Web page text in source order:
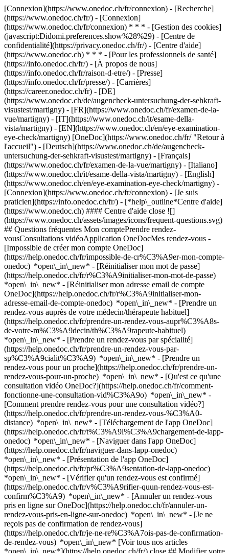
[Connexion](https://www.onedoc.ch/fr/connexion) - [Recherche]
(https://www.onedoc.ch/fr/) - [Connexion]
(https://www.onedoc.ch/fr/connexion) * * * - [Gestion des cookies]
(javascript:Didomi.preferences.show%28%29) - [Centre de
confidentialité](https://privacy.onedoc.ch/fr/) - [Centre d'aide]
(https://www.onedoc.ch) * * * - [Pour les professionnels de santé]
(https://info.onedoc.ch/fr/) - [À propos de nous]
(https://info.onedoc.ch/fr/raison-d-etre/) - [Presse]
(https://info.onedoc.ch/fr/presse/) - [Carrières]
(https://career.onedoc.ch/fr) - [DE]
(https://www.onedoc.ch/de/augencheck-untersuchung-der-sehkraft-
visustest/martigny) - [FR](https://www.onedoc.ch/fr/examen-de-la-
vue/martigny) - [IT](https://www.onedoc.ch/it/esame-della-
vista/martigny) - [EN](https://www.onedoc.ch/en/eye-examination-
eye-check/martigny) [OneDoc](https://www.onedoc.ch/fr/ "Retour à
l'accueil") - [Deutsch](https://www.onedoc.ch/de/augencheck-
untersuchung-der-sehkraft-visustest/martigny) - [Français]
(https://www.onedoc.ch/fr/examen-de-la-vue/martigny) - [Italiano]
(https://www.onedoc.ch/it/esame-della-vista/martigny) - [English]
(https://www.onedoc.ch/en/eye-examination-eye-check/martigny) -
[Connexion](https://www.onedoc.ch/fr/connexion) - [Je suis
praticien](https://info.onedoc.ch/fr/) - [*help\_outline*Centre d'aide]
(https://www.onedoc.ch) #### Centre d'aide close ![]
(https://www.onedoc.ch/assets/images/icons/frequent-questions.svg)
## Questions fréquentes Mon comptePrendre rendez-
vousConsultations vidéoApplication OneDocMes rendez-vous -
[Impossible de créer mon compte OneDoc]
(https://help.onedoc.ch/fr/impossible-de-cr%C3%A9er-mon-compte-
onedoc) *open\_in\_new* - [Réinitialiser mon mot de passe]
(https://help.onedoc.ch/fr/r%C3%A9initialiser-mon-mot-de-passe)
*open\_in\_new* - [Réinitialiser mon adresse email de compte
OneDoc](https://help.onedoc.ch/fr/r%C3%A9initialiser-mon-
adresse-email-de-compte-onedoc) *open\_in\_new* - [Prendre un
rendez-vous auprès de votre médecin/thérapeute habituel]
(https://help.onedoc.ch/fr/prendre-un-rendez-vous-aupr%C3%A8s-
de-votre-m%C3%A9decin/th%C3%A9rapeute-habituel)
*open\_in\_new* - [Prendre un rendez-vous par spécialité]
(https://help.onedoc.ch/fr/prendre-un-rendez-vous-par-
sp%C3%A9cialit%C3%A9) *open\_in\_new* - [Prendre un
rendez-vous pour un proche](https://help.onedoc.ch/fr/prendre-un-
rendez-vous-pour-un-proche) *open\_in\_new* - [Qu'est ce qu'une
consultation vidéo OneDoc?](https://help.onedoc.ch/fr/comment-
fonctionne-une-consultation-vid%C3%A9o) *open\_in\_new* -
[Comment prendre rendez-vous pour une consultation vidéo?]
(https://help.onedoc.ch/fr/prendre-un-rendez-vous-%C3%A0-
distance) *open\_in\_new* - [Téléchargement de l'app OneDoc]
(https://help.onedoc.ch/fr/t%C3%A9l%C3%A9chargement-de-lapp-
onedoc) *open\_in\_new* - [Naviguer dans l'app OneDoc]
(https://help.onedoc.ch/fr/naviguer-dans-lapp-onedoc)
*open\_in\_new* - [Présentation de l'app OneDoc]
(https://help.onedoc.ch/fr/pr%C3%A9sentation-de-lapp-onedoc)
*open\_in\_new* - [Vérifier qu'un rendez-vous est confirmé](https://help.onedoc.ch/fr/v%C3%A9rifier-quun-rendez-vous-est-confirm%C3%A9) *open\_in\_new* - [Annuler un rendez-vous pris en ligne sur OneDoc](https://help.onedoc.ch/fr/annuler-un-rendez-vous-pris-en-ligne-sur-onedoc) *open\_in\_new* - [Je ne reçois pas de confirmation de rendez-vous](https://help.onedoc.ch/fr/je-ne-re%C3%A7ois-pas-de-confirmation-de-rendez-vous) *open\_in\_new* [Voir tous nos articles *open\_in\_new*](https://help.onedoc.ch/fr/) close ## Modifier votre recherche ![Maison avec un signe plus annonçant qu’une consultation peut être effectuée sur place](https://www.onedoc.ch/assets/images/icons/on-site.svg) Sur place ![Caméra avec un symbole lecture annonçant qu’une consultation peut être effectuée à distance en vidéo](https://www.onedoc.ch/assets/images/icons/remote.svg) À distance Rechercher #### Spécialités #### Praticiens #### Établissements edit Examen de la vue à Martigny tune Filtrer par Nouveaux patients*keyboard\_arrow\_down* - Acceptés*check\_circle* Langue parlée*keyboard\_arrow\_down* - Allemand*check\_circle* - Anglais*check\_circle* - Espagnol*check\_circle* - Français*check\_circle* - Italien*check\_circle* - Persan*check\_circle* Sexe*keyboard\_arrow\_down* - Femme*check\_circle* - Homme*check\_circle* Disponibilité*keyboard\_arrow\_down* - Disponible aujourdhui*check\_circle* - Dans les 3 prochains jours*check\_circle* - Dans les 7 prochains jours*check\_circle* - Dans les 14 prochains jours*check\_circle* # __Examen de la vue__ à __Martigny__: prenez rendez-vous en ligne aujourd'hui ## 8 résultats à Martigny [![Dr. Belen Mallo Muniz, ophtalmologue à Martigny](https://assets.onedoc.ch/images/users/4ea354db78610a56b2cb9b71f3b701c9ec052ac566253ba9f35e275dbe3b932a-small.png "Dr. Belen Mallo Muniz, ophtalmologue à Martigny")](https://www.onedoc.ch/fr/ophtalmologue/martigny/pc4ea/dr-belen-mallo-muniz) ### [Dr. Belen Mallo Muniz](https://www.onedoc.ch/fr/ophtalmologue/martigny/pc4ea/dr-belen-mallo-muniz) ![Badge indiquant un profil vérifié](https://www.onedoc.ch/assets/images/icons/checkmark.svg) [Ophtalmologue](https://www.onedoc.ch/fr/ophtalmologue/martigny) [Clinique de l'Oeil - Martigny](https://www.onedoc.ch/fr/centre-medical/martigny/ebfgw/clinique-de-l-oeil-martigny) Rue de la Poste 5 1920 Martigny ![Icône patient avec un signe moins annonçant que le professionnel n’accepte pas de nouveaux patients](https://www.onedoc.ch/assets/images/icons/no-new-patients.svg)N'accepte pas de nouveaux patients [Réserver un RDV](https://www.onedoc.ch/fr/ophtalmologue/martigny/pc4ea/dr-belen-mallo-muniz) Expertises: Examen de la vue, [Cataracte](https://www.onedoc.ch/fr/cataracte/martigny), [Chirurgie de la cataracte](https://www.onedoc.ch/fr/chirurgie-de-la-cataracte/martigny), [Blépharoplastie | Chirurgie des paupières](https://www.onedoc.ch/fr/blepharoplastie-chirurgie-des-paupieres/martigny), [Champ visuel](https://www.onedoc.ch/fr/champ-visuel/martigny)Voir plus *chevron\_left* lun. 03 août *chevron\_right* Voir plus de rendez-vous *error\_outline* Une erreur s'est produite lors du chargement des disponibilités [Réessayer](https://www.onedoc.ch) Expertises: Examen de la vue, [Cataracte](https://www.onedoc.ch/fr/cataracte/martigny), [Chirurgie de la cataracte](https://www.onedoc.ch/fr/chirurgie-de-la-cataracte/martigny), [Blépharoplastie | Chirurgie des paupières](https://www.onedoc.ch/fr/blepharoplastie-chirurgie-des-paupieres/martigny), [Champ visuel](https://www.onedoc.ch/fr/champ-visuel/martigny)Voir plus [![McOptic Martigny, magasin d'optique à Martigny](https://assets.onedoc.ch/images/entities/44a62088ef35c2f26cab6a6ffe802916cac9cfb2b08a12675c5ebe9fae847de9-small.png "McOptic Martigny, magasin d'optique à Martigny")](https://www.onedoc.ch/fr/magasin-d-optique/martigny/e3dx/mcoptic-martigny) ### [McOptic Martigny](https://www.onedoc.ch/fr/magasin-d-optique/martigny/e3dx/mcoptic-martigny) ![Badge indiquant un profil vérifié](https://www.onedoc.ch/assets/images/icons/checkmark.svg) Magasin d'optique Avenue de la Gare 3 1920 Martigny ![Icône patient avec un signe plus annonçant que le professionnel accepte de nouveaux patients](https://www.onedoc.ch/assets/images/icons/new-patients.svg)Accepte les nouveaux patients [Réserver un RDV](https://www.onedoc.ch/fr/magasin-d-optique/martigny/e3dx/mcoptic-martigny) *chevron\_left* lun. 03 août *chevron\_right* Voir plus de rendez-vous *error\_outline* Une erreur s'est produite lors du chargement des disponibilités [Réessayer](https://www.onedoc.ch) [![Dr. Daniel Roquelaure, ophtalmologue à Martigny](https://assets.onedoc.ch/images/users/38eceafb999b939f92c085461fdb7575de7a39e116f6e904a9067a85b395bd31-small.png "Dr. Daniel Roquelaure, ophtalmologue à Martigny")](https://www.onedoc.ch/fr/ophtalmologue/martigny/pc0cd/dr-daniel-roquelaure) ### [Dr. Daniel Roquelaure](https://www.onedoc.ch/fr/ophtalmologue/martigny/pc0cd/dr-daniel-roquelaure) ![Badge indiquant un profil vérifié](https://www.onedoc.ch/assets/images/icons/checkmark.svg) [Ophtalmologue](https://www.onedoc.ch/fr/ophtalmologue/martigny) [CMC OPHTA LEMAN MARTIGNY](https://www.onedoc.ch/fr/cabinet-medical/martigny/e0qx/cmc-ophta-leman-martigny) Rue du Léman 18B 1920 Martigny ![Icône patient avec un signe plus annonçant que le professionnel accepte de nouveaux patients](https://www.onedoc.ch/assets/images/icons/new-patients.svg)Accepte les nouveaux patients [Réserver un RDV](https://www.onedoc.ch/fr/ophtalmologue/martigny/pc0cd/dr-daniel-roquelaure) Expertises: Examen de la vue, [Glaucome](https://www.onedoc.ch/fr/glaucome/martigny), [Cataracte](https://www.onedoc.ch/fr/cataracte/martigny), [Chirurgie de la cataracte](https://www.onedoc.ch/fr/chirurgie-de-la-cataracte/martigny), [Dépistage rétinopathie diabétique](https://www.onedoc.ch/fr/depistage-retinopathie-diabetique/martigny), [Chirurgie de la réfraction](https://www.onedoc.ch/fr/chirurgie-de-la-refraction/martigny), [Myopie](https://www.onedoc.ch/fr/myopie/martigny), [Hypermétropie](https://www.onedoc.ch/fr/hypermetropie/martigny), [Astigmatisme](https://www.onedoc.ch/fr/astigmatisme/martigny)Voir plus *chevron\_left* lun. 03 août *chevron\_right* Voir plus de rendez-vous *error\_outline* Une erreur s'est produite lors du chargement des disponibilités [Réessayer](https://www.onedoc.ch) Expertises: Examen de la vue, [Glaucome](https://www.onedoc.ch/fr/glaucome/martigny), [Cataracte](https://www.onedoc.ch/fr/cataracte/martigny), [Chirurgie de la cataracte](https://www.onedoc.ch/fr/chirurgie-de-la-cataracte/martigny), [Dépistage rétinopathie diabétique](https://www.onedoc.ch/fr/depistage-retinopathie-diabetique/martigny), [Chirurgie de la réfraction](https://www.onedoc.ch/fr/chirurgie-de-la-refraction/martigny), [Myopie](https://www.onedoc.ch/fr/myopie/martigny), [Hypermétropie](https://www.onedoc.ch/fr/hypermetropie/martigny), [Astigmatisme](https://www.onedoc.ch/fr/astigmatisme/martigny)Voir plus [![Visilab Martigny, magasin d'optique à Martigny](https://assets.onedoc.ch/images/entities/a8ee515c6bfa9f36452dace59bd40af79403e749f9d088cba65211cb377420ef-small.png "Visilab Martigny, magasin d'optique à Martigny")](https://www.onedoc.ch/fr/magasin-d-optique/martigny/ed5u/visilab-martigny) ### [Visilab Martigny](https://www.onedoc.ch/fr/magasin-d-optique/martigny/ed5u/visilab-martigny) ![Badge indiquant un profil vérifié](https://www.onedoc.ch/assets/images/icons/checkmark.svg) Magasin d'optique Avenue de la Gare 3 1920 Martigny ![Icône patient avec un signe plus annonçant que le professionnel accepte de nouveaux patients](https://www.onedoc.ch/assets/images/icons/new-patients.svg)Accepte les nouveaux patients [Réserver un RDV](https://www.onedoc.ch/fr/magasin-d-optique/martigny/ed5u/visilab-martigny) *chevron\_left* lun. 03 août *chevron\_right* Voir plus de rendez-vous *error\_outline* Une erreur s'est produite lors du chargement des disponibilités [Réessayer](https://www.onedoc.ch) [![Dr. Maryam Borhan, ophtalmologue à Martigny](https://assets.onedoc.ch/images/users/33622e83e1d0f8f923aa0efe4354e7ff505029fa54c61e353ab61faaafe1d57e-small.png "Dr. Maryam Borhan, ophtalmologue à Martigny")](https://www.onedoc.ch/fr/ophtalmologue/martigny/pb4xr/dr-maryam-borhan) ### [Dr. Maryam Borhan](https://www.onedoc.ch/fr/ophtalmologue/martigny/pb4xr/dr-maryam-borhan) ![Badge indiquant un profil vérifié](https://www.onedoc.ch/assets/images/icons/checkmark.svg) [Ophtalmologue](https://www.onedoc.ch/fr/ophtalmologue/martigny) Cabinet Médical Martigny Dre Maryam Borhan Place Centrale 2A 1920 Martigny ![Icône caméra avec un symbole lecture annonçant que le professionnel de santé propose des consultations vidéo](https://www.onedoc.ch/assets/images/icons/video-consultations.svg)Consultations vidéo disponibles ![Icône patient avec un signe plus annonçant que le professionnel accepte de nouveaux patients](https://www.onedoc.ch/assets/images/icons/new-patients.svg)Accepte les nouveaux patients [Réserver un RDV](https://www.onedoc.ch/fr/ophtalmologue/martigny/pb4xr/dr-maryam-borhan) Expertises: Examen de la vue, [Médecine morphologique et anti-âge](https://www.onedoc.ch/fr/medecine-morphologique-et-anti-age/martigny), [Blépharoplastie | Chirurgie des paupières](https://www.onedoc.ch/fr/blepharoplastie-chirurgie-des-paupieres/martigny), [Glaucome](https://www.onedoc.ch/fr/glaucome/martigny), [Dégénérescence Maculaire Liée à l'Âge | DMLA](https://www.onedoc.ch/fr/degenerescence-maculaire-liee-a-l-age-dmla/martigny), [Chirurgie de la myopie](https://www.onedoc.ch/fr/chirurgie-de-la-myopie/martigny), [Mésothérapie](https://www.onedoc.ch/fr/mesotherapie/martigny)Voir plus Expertises: Examen de la vue, [Médecine morphologique et anti-âge](https://www.onedoc.ch/fr/medecine-morphologique-et-anti-age/martigny), [Blépharoplastie | Chirurgie des paupières](https://www.onedoc.ch/fr/blepharoplastie-chirurgie-des-paupieres/m